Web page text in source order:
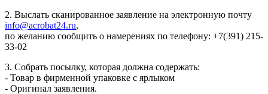
2. Выслать сканированное заявление на электронную почту
info@acrobat24.ru,
по желанию сообщить о намерениях по телефону: +7(391) 215-
33-02
3. Собрать посылку, которая должна содержать:
- Товар в фирменной упаковке с ярлыком
- Оригинал заявления.